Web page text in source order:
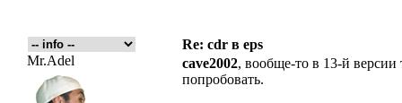
Re: cdr в eps
Mr.Adel
cave2002, вообще-то в 13-й
попробовать.